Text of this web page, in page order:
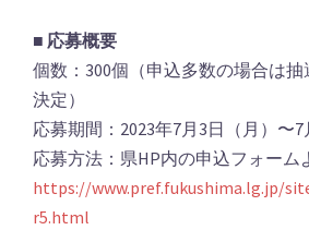
■ 応募概要
個数：300個（申込多数の場合は
決定）
応募期間：2023年7月3日（月）〜7
応募方法：県HP内の申込フォーム
https://www.pref.fukushima.lg.jp/
r5.html